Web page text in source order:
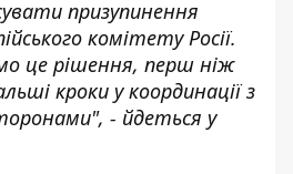
призупинення
комітету Росії.
це рішення, перш ніж
кроки у координації з
- йдеться у